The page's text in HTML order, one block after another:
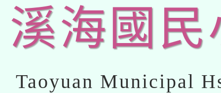
溪海國民
Taoyuan Municipal